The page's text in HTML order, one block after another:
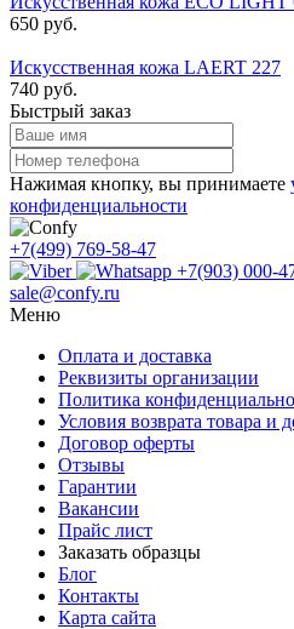
650 руб.
Искусственная кожа LAERT 227
740 руб.
Быстрый заказ
Нажимая кнопку, вы принимаете
конфиденциальности
+7(499) 769-58-47
+7(903) 000-
sale@confy.ru
Меню
Оплата и доставка
Реквизиты организации
Политика
Условия возврата товара и
Договор оферты
Отзывы
Гарантии
Вакансии
Прайс лист
Заказать образцы
Блог
Контакты
Карта сайта